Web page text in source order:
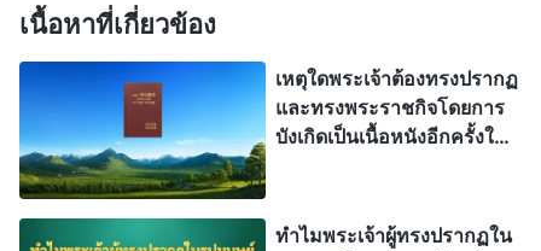
พระผู้ช่วยให้รอด ตอนนั้นผู้ถือศาสนายิวไม่อาจเห็น
เรื่องนั้นได้ แม้หลายคนรับรู้ว่าหนทางขององค์พระเยซู
เจ้านั้นเปี่ยมฤทธานุภาพและสิทธิอำนาจ เพราะ
พระองค์ไม่ได้พระนาม “เมสสิยาห์” และทรงดูเหมือน
คนทั่วไป พวกเขาจึงปฏิเสธและกล่าวโทษพระองค์ ไม่
ว่าหนทางขององค์พระเยซูเจ้าสูงส่งแค่ไหน พวกเขาก็
เนื้อหาที่เกี่ยวข้อง
เหตุใดพระเจ้าต้องทรงปรากฏ
และทรงพระราชกิจโดยการ
บังเกิดเป็นเนื้อหนังอีกครั้งใน
ทำไมพระเจ้าผู้ทรงปรากฏใน